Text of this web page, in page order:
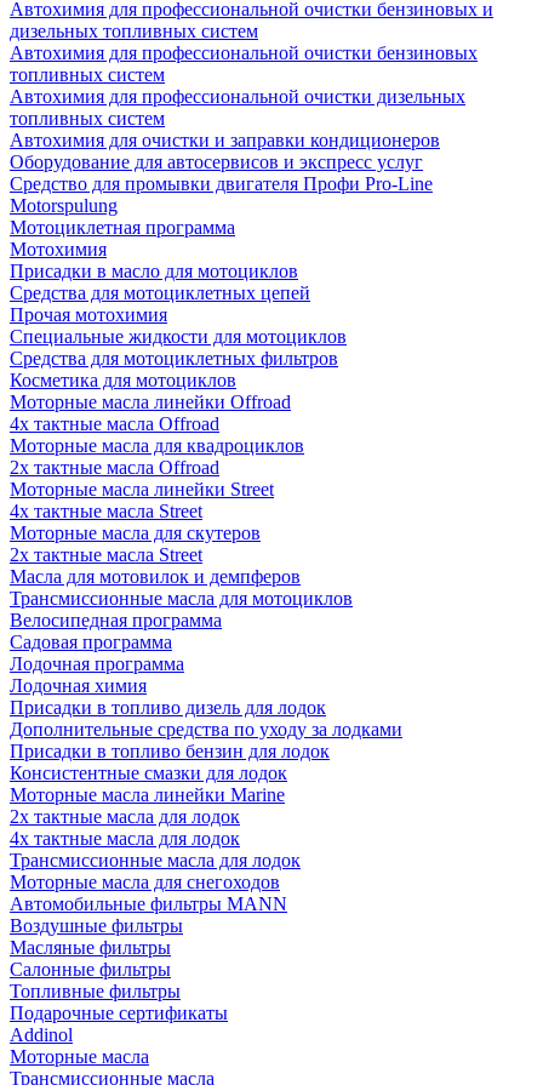
Автохимия для профессиональной очистки бензиновых и
дизельных топливных систем
Автохимия для профессиональной очистки бензиновых
топливных систем
Автохимия для профессиональной очистки дизельных
топливных систем
Автохимия для очистки и заправки кондиционеров
Оборудование для автосервисов и экспресс услуг
Средство для промывки двигателя Профи Pro-Line
Motorspulung
Мотоциклетная программа
Мотохимия
Присадки в масло для мотоциклов
Средства для мотоциклетных цепей
Прочая мотохимия
Специальные жидкости для мотоциклов
Средства для мотоциклетных фильтров
Косметика для мотоциклов
Моторные масла линейки Offroad
4х тактные масла Offroad
Моторные масла для квадроциклов
2х тактные масла Offroad
Моторные масла линейки Street
4х тактные масла Street
Моторные масла для скутеров
2х тактные масла Street
Масла для мотовилок и демпферов
Трансмиссионные масла для мотоциклов
Велосипедная программа
Садовая программа
Лодочная программа
Лодочная химия
Присадки в топливо дизель для лодок
Дополнительные средства по уходу за лодками
Присадки в топливо бензин для лодок
Консистентные смазки для лодок
Моторные масла линейки Marine
2х тактные масла для лодок
4х тактные масла для лодок
Трансмиссионные масла для лодок
Моторные масла для снегоходов
Автомобильные фильтры MANN
Воздушные фильтры
Масляные фильтры
Салонные фильтры
Топливные фильтры
Подарочные сертификаты
Addinol
Моторные масла
Трансмиссионные масла